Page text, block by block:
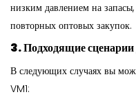
низким давлением на
повторных оптовых закупок.
3. Подходящие
В следующих случаях вы
VM1: